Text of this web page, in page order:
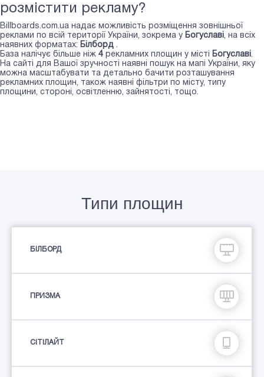
розмістити рекламу?
Billboards.com.ua надає можливість розміщення зовнішньої
реклами по всій території України, зокрема у Богуславі, на всіх
наявних форматах: Білборд .
База налічує більше ніж 4 рекламних площин у місті Богуславі.
На сайті для Вашої зручності наявні пошук на мапі України, яку
можна масштабувати та детально бачити розташування
рекламних площин, також наявні фільтри по місту, типу
площини, стороні, освітленню, зайнятості, тощо.
Типи площин
БІЛБОРД
ПРИЗМА
СIТIЛАЙТ